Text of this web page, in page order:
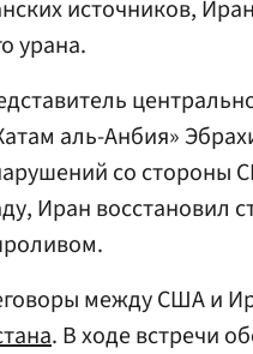
источников,
урана.
аль-Анбия»
со стороны
Иран восстановил
между США и
. В ходе встречи